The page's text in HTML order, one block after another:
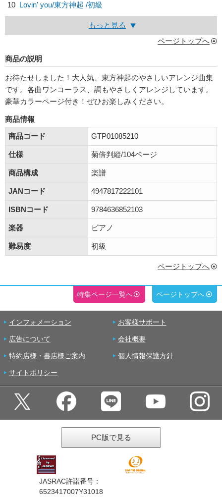
10 Lovin' you/東方神起 /初級
もっと見る
ページトップへ
商品の説明
お待たせしました！大人気、東方神起のやさしいアレンジ曲集
です。各曲ワンコーラス、調もやさしくアレンジしています。
豪華カラーページ付き！ぜひお楽しみください。
商品情報
商品コード
GTP01085210
仕様 菊倍判縦/104ページ
商品構成 楽譜
JANコード 4947817222101
ISBNコード 9784636852103
楽器 ピアノ
難易度 初級
ページトップへ
特集ページ一覧へ ページトップへ
インフォメーション お客様サポート
広告について 会社概要
特約店様・書店様ご案内 個人情報保護方針
サイトポリシー
PC版で見る
JASRAC許諾番号：
6523417007Y31018